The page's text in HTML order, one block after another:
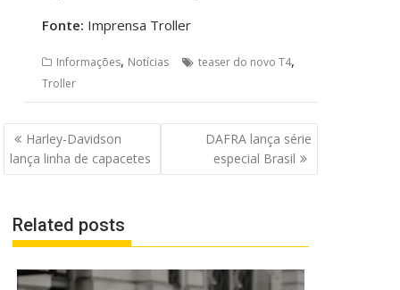
Fonte: Imprensa Troller
Informações, Notícias teaser do novo T4,
Troller
Navegação
de
Post
Harley-Davidson
lança linha de capacetes
DAFRA lança série
especial Brasil
Related posts